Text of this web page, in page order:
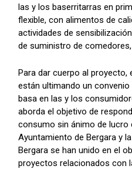
las y los baserritarras en
flexible, con alimentos de
actividades de
de suministro de comedores,
Para dar cuerpo al proyecto,
están ultimando un
basa en las y los
aborda el objetivo de
consumo sin ánimo de lucro
Ayuntamiento de Bergara y
Bergara se han unido en el
proyectos relacionados con